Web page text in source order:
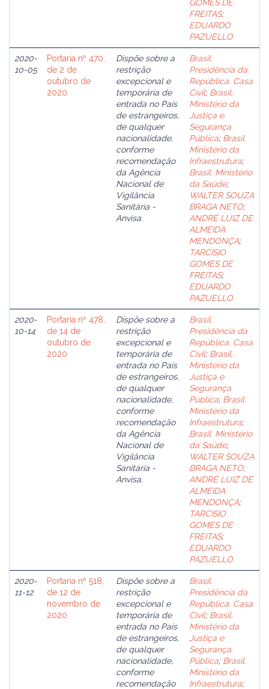
GOMES DE
FREITAS;
EDUARDO
PAZUELLO
2020-
10-05
Portaria nº 470,
de 2 de
outubro de
2020
Dispõe sobre a
restrição
excepcional e
temporária de
entrada no País
de estrangeiros,
de qualquer
nacionalidade,
conforme
recomendação
da Agência
Nacional de
Vigilância
Sanitária -
Anvisa.
Brasil.
Presidência da
República. Casa
Civil; Brasil.
Ministério da
Justiça e
Segurança
Pública; Brasil.
Ministério da
Infraestrutura;
Brasil. Ministério
da Saúde;
WALTER SOUZA
BRAGA NETO;
ANDRÉ LUIZ DE
ALMEIDA
MENDONÇA;
TARCISIO
GOMES DE
FREITAS;
EDUARDO
PAZUELLO
2020-
10-14
Portaria nº 478,
de 14 de
outubro de
2020
Dispõe sobre a
restrição
excepcional e
temporária de
entrada no País
de estrangeiros,
de qualquer
nacionalidade,
conforme
recomendação
da Agência
Nacional de
Vigilância
Sanitária -
Anvisa.
Brasil.
Presidência da
República. Casa
Civil; Brasil.
Ministério da
Justiça e
Segurança
Pública; Brasil.
Ministério da
Infraestrutura;
Brasil. Ministério
da Saúde;
WALTER SOUZA
BRAGA NETO;
ANDRÉ LUIZ DE
ALMEIDA
MENDONÇA;
TARCISIO
GOMES DE
FREITAS;
EDUARDO
PAZUELLO
2020-
11-12
Portaria nº 518,
de 12 de
novembro de
2020
Dispõe sobre a
restrição
excepcional e
temporária de
entrada no País
de estrangeiros,
de qualquer
nacionalidade,
conforme
recomendação
Brasil.
Presidência da
República. Casa
Civil; Brasil.
Ministério da
Justiça e
Segurança
Pública; Brasil.
Ministério da
Infraestrutura;